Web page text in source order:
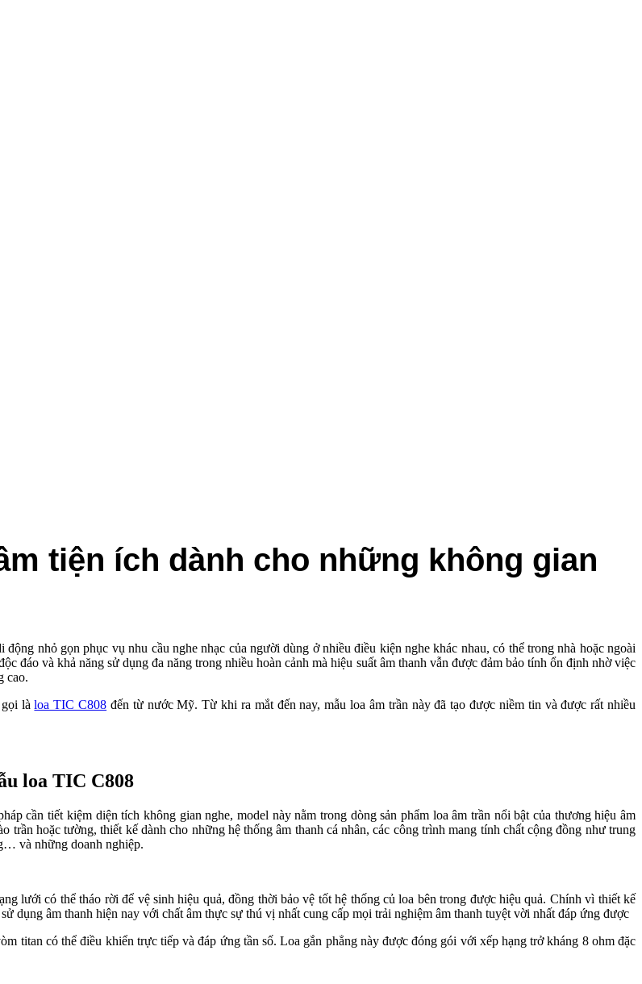
tiện ích dành cho những không gian
nhỏ gọn phục vụ nhu cầu nghe nhạc của người dùng ở nhiều điều kiện nghe khác nhau, có thể trong nhà hoặc ngoài
đáo và khả năng sử dụng đa năng trong nhiều hoàn cảnh mà hiệu suất âm thanh vẫn được đảm bảo tính ổn định nhờ việc
cao.
gọi làloa TIC C808 đến từ nước Mỹ. Từ khi ra mắt đến nay, mẫu loa âm trần này đã tạo được niềm tin và được rất nhiều
loa TIC C808
cần tiết kiệm diện tích không gian nghe, model này nằm trong dòng sản phẩm loa âm trần nổi bật của thương hiệu âm
hoặc tường, thiết kế dành cho những hệ thống âm thanh cá nhân, các công trình mang tính chất cộng đồng như trung
và những doanh nghiệp.
lưới có thể tháo rời để vệ sinh hiệu quả, đồng thời bảo vệ tốt hệ thống củ loa bên trong được hiệu quả. Chính vì thiết kế
dụng âm thanh hiện nay với chất âm thực sự thú vị nhất cung cấp mọi trải nghiệm âm thanh tuyệt vời nhất đáp ứng được
titan có thể điều khiển trực tiếp và đáp ứng tần số. Loa gắn phẳng này được đóng gói với xếp hạng trở kháng 8 ohm đặc